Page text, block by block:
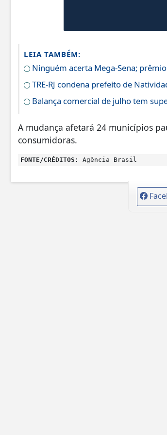
LEIA TAMBÉM:
Ninguém acerta Mega-Sena;
TRE-RJ condena prefeito de
Balança comercial de julho tem
A mudança afetará 24 municípios
consumidoras.
FONTE/CRÉDITOS: Agência Brasil